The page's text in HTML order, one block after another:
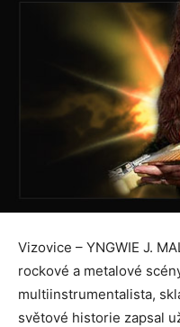
Vizovice – YNGWIE J.
rockové a metalové
multiinstrumentalista,
světové historie zapsal